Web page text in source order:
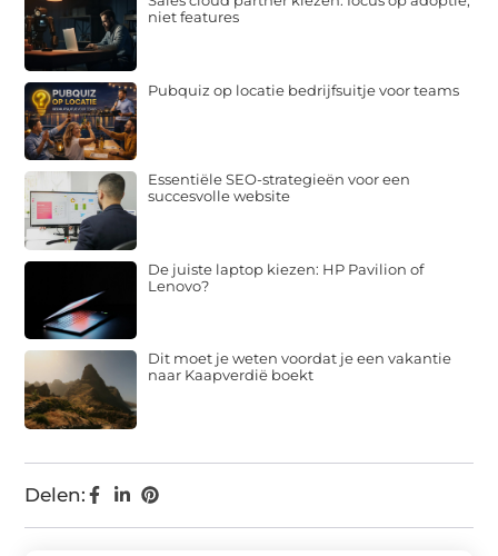
Delen:
niet features
Pubquiz op locatie bedrijfsuitje voor teams
Essentiële SEO-strategieën voor een
succesvolle website
De juiste laptop kiezen: HP Pavilion of
Lenovo?
Dit moet je weten voordat je een vakantie
naar Kaapverdië boekt